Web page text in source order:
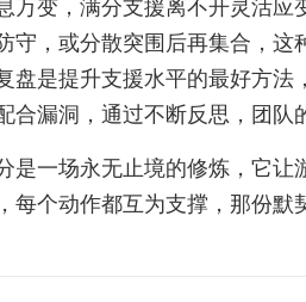
万变，满分支援离不开灵活应
守，或分散突围后再集合，
盘是提升支援水平的最好方法
合漏洞，通过不断反思，团队
是一场永无止境的修炼，它
每个动作都互为支撑，那份